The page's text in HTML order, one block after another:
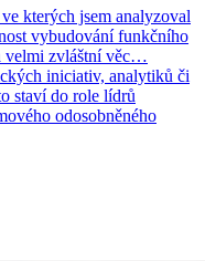
kterých jsem analyzoval
vybudování funkčního
velmi zvláštní věc…
iniciativ, analytiků či
staví do role lídrů
odosobněného